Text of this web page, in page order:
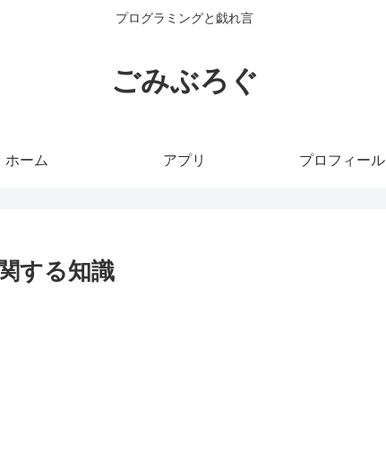
プログラミングと戯れ言
ごみぶろぐ
ホーム アプリ プロフィール
する知識